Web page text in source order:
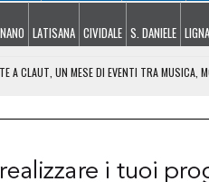
LATISANA CIVIDALE S. DANIELE
PRECIPITA A PASIANO E FINISCE
STANGATA SULLE IMPRESE FVG: IN UN